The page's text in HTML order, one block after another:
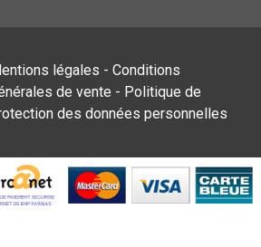
légales -Conditions
de vente - Politique de
des données personnelles